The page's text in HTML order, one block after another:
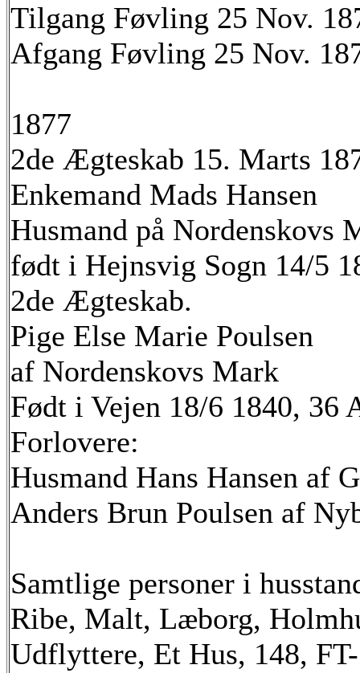
Tilgang Føvling 25 Nov.
Afgang Føvling 25 Nov.
1877
2de Ægteskab 15. Marts
Enkemand Mads Hansen
Husmand på Nordenskovs
født i Hejnsvig Sogn 14/5
2de Ægteskab.
Pige Else Marie Poulsen
af Nordenskovs Mark
Født i Vejen 18/6 1840, 36
Forlovere:
Husmand Hans Hansen af
Anders Brun Poulsen af
Samtlige personer i
Ribe, Malt, Læborg,
Udflyttere, Et Hus, 148,